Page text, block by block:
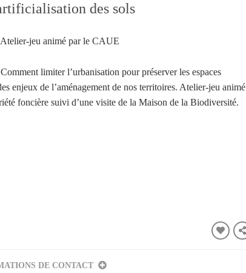
des sols
Atelier-jeu animé par le CAUE
limiter l’urbanisation pour préserver les espaces
enjeux de l’aménagement de nos territoires. Atelier-jeu animé
foncière suivi d’une visite de la Maison de la Biodiversité.
DE CONTACT